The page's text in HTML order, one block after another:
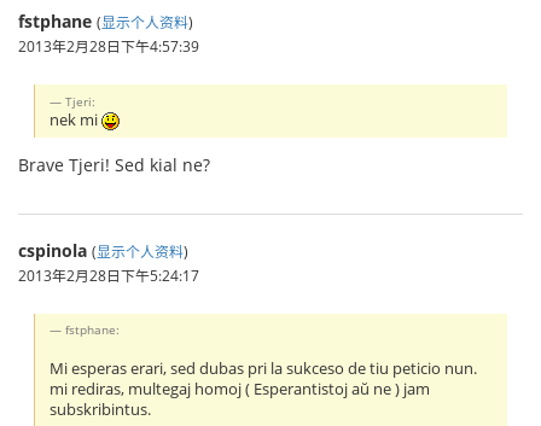
fstphane (显示个人资料)
2013年2月28日下午4:57:39
Tjeri:
nek mi
Brave Tjeri! Sed kial ne?
cspinola (显示个人资料)
2013年2月28日下午5:24:17
fstphane:
Mi esperas erari, sed dubas pri la sukceso de tiu peticio nun.
mi rediras, multegaj homoj ( Esperantistoj aŭ ne ) jam
subskribintus.